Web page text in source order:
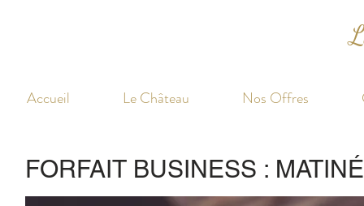
Accueil Le Château Nos Offres
FORFAIT BUSINESS :